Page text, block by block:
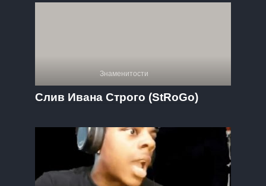
Знаменитости
Слив Ивана Строго (StRoGo)